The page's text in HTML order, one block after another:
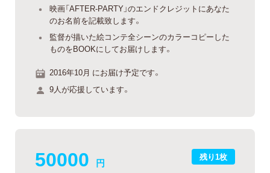
映画「AFTER-PARTY」のエンドクレジットにあなた
のお名前を記載致します。
監督が描いた絵コンテ全シーンのカラーコピーした
ものをBOOKにしてお届けします。
2016年10月 にお届け予定です。
9人が応援しています。
残り1枚
50000 円